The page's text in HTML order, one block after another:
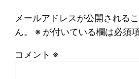
メールアドレスが公開される
ん。
※ が付いている欄は必須
コメント ※